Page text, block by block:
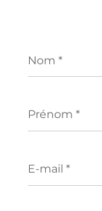
*
*
mail